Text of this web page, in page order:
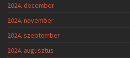
2024. december
2024. november
2024. szeptember
2024. augusztus